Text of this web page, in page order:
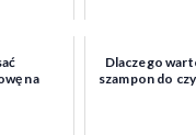
na
Dlaczego
szampon do